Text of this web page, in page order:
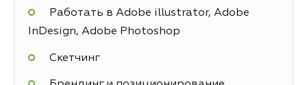
Работать в Adobe illustrator, Adobe
InDesign, Adobe Photoshop
Скетчинг